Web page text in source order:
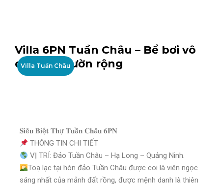
Villa 6PN Tuần Châu – Bể bơi vô
cực, sân vườn rộng
Villa Tuần Châu
𝐒𝐢ê𝐮 𝐁𝐢ệ𝐭 𝐓𝐡ự 𝐓𝐮ầ𝐧 𝐂𝐡â𝐮 𝟔𝐏𝐍
THÔNG TIN CHI TIẾT
VỊ TRÍ: Đảo Tuần Châu – Hạ Long – Quảng Ninh.
Toạ lạc tại hòn đảo Tuần Châu được coi là viên ngọc
sáng nhất của mảnh đất rồng, được mệnh danh là thiên